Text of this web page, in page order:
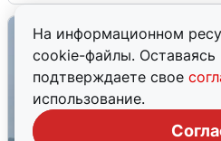
На информационном
cookie-файлы. Оставаясь
подтверждаете свое
использование.